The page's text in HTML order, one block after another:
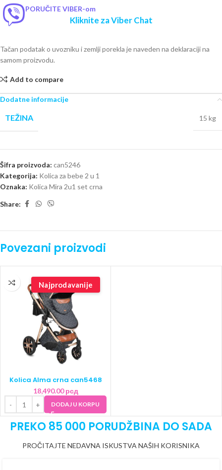
PORUČITE VIBER-om
Kliknite za Viber Chat
Tačan podatak o uvozniku i zemlji porekla je naveden na deklaraciji na
samom proizvodu.
Add to compare
Dodatne informacije
TEŽINA 15 kg
Šifra proizvoda: can5246
Kategorija: Kolica za bebe 2 u 1
Oznaka: Kolica Mira 2u1 set crna
Share:
Povezani proizvodi
Najprodavanije
Kolica Alma crna can5468
18,490.00рсд
DODAJ U KORPU
PREKO 85 000 PORUDŽBINA DO SADA
PROČITAJTE NEDAVNA ISKUSTVA NAŠIH KORISNIKA